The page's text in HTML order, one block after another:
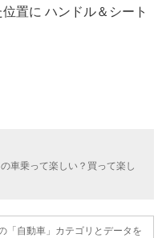
置に ハンドル＆シート
車乗って楽しい？買って楽し
「自動車」カテゴリとデータを